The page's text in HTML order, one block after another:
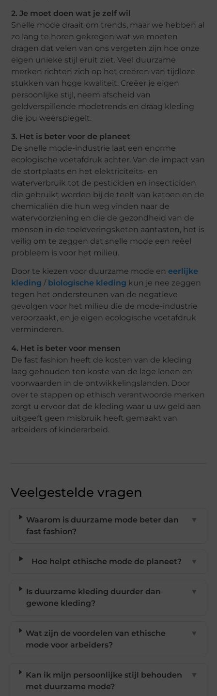
2. Je moet doen wat je zelf wil
Snelle mode draait om trends, maar we hebben al
zo lang te horen gekregen wat we moeten
dragen dat velen van ons vergeten zijn hoe onze
eigen unieke stijl eruit ziet. Veel duurzame
merken richten zich op het creëren van tijdloze
stukken van hoge kwaliteit. Creëer je eigen
persoonlijke stijl, neem afscheid van
geldverspillende modetrends en draag kleding
die jou weerspiegelt.
3. Het is beter voor de planeet
De snelle mode-industrie laat een enorme
ecologische voetafdruk achter. Van de impact van
de stortplaats en het elektriciteits- en
waterverbruik tot de pesticiden en insecticiden
die gebruikt worden bij de teelt van katoen en de
chemicaliën die hun weg vinden naar de
watervoorziening en die de gezondheid van de
mensen in de toeleveringsketen aantasten, het is
veilig om te zeggen dat snelle mode een reëel
probleem is voor het milieu.
Door te kiezen voor duurzame mode eneerlijke
kleding / biologische kleding kun je nee zeggen
tegen het ondersteunen van de negatieve
gevolgen voor het milieu die de mode-industrie
veroorzaakt, en je eigen ecologische voetafdruk
verminderen.
4. Het is beter voor mensen
De fast fashion heeft de kosten van de kleding
laag gehouden ten koste van de lage lonen en
voorwaarden in de ontwikkelingslanden. Door
over te stappen op ethisch verantwoorde merken
zorgt u ervoor dat de kleding waar u uw geld aan
uitgeeft geen misbruik heeft gemaakt van
arbeiders of kinderarbeid.
Veelgestelde vragen
Waarom is duurzame mode beter dan
fast fashion?
▼
Hoe helpt ethische mode de planeet? ▼
Is duurzame kleding duurder dan
gewone kleding?
▼
Wat zijn de voordelen van ethische
mode voor arbeiders?
▼
Kan ik mijn persoonlijke stijl behouden
met duurzame mode?
▼